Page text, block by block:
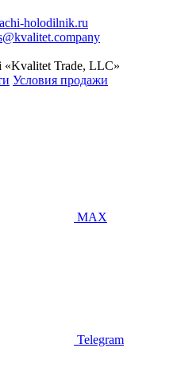
holodilnik.ru
Trade, LLC»
Условия продажи
MAX
Telegram